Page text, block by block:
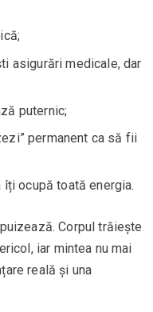
asigurări medicale, dar
puternic;
permanent ca să fii
ocupă toată energia.
Corpul trăiește
iar mintea nu mai
reală și una